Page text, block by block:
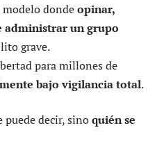
modelo dondeopinar,
un grupo
grave.
para millones de
bajo vigilancia total.
puede decir, sinoquién se